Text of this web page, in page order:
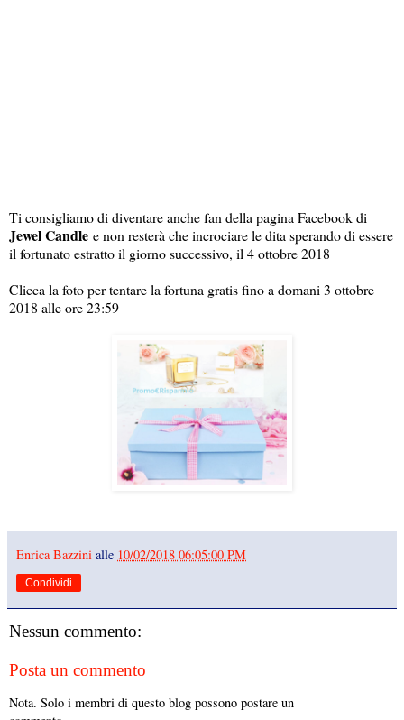
Ti consigliamo di diventare anche fan della pagina Facebook di
Jewel Candle e non resterà che incrociare le dita sperando di essere
il fortunato estratto il giorno successivo, il 4 ottobre 2018
Clicca la foto per tentare la fortuna gratis fino a domani 3 ottobre
2018 alle ore 23:59
Enrica Bazzini alle 10/02/2018 06:05:00 PM
Condividi
Nessun commento:
Posta un commento
Nota. Solo i membri di questo blog possono postare un